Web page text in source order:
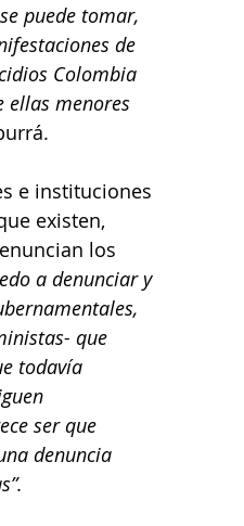
puede tomar,
de
Colombia
ellas menores
e instituciones
existen,
los
a denunciar y
que
todavía
ser que
denuncia